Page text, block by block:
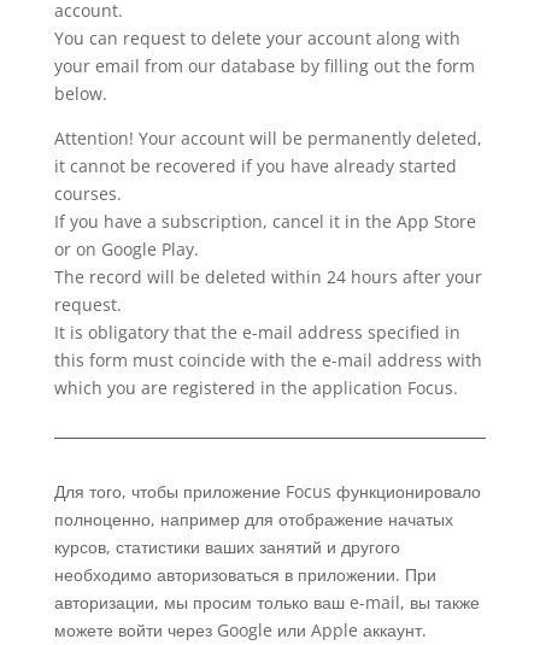
account.
You can request to delete your account along with
your email from our database by filling out the form
below.
Attention! Your account will be permanently deleted,
it cannot be recovered if you have already started
courses.
If you have a subscription, cancel it in the App Store
or on Google Play.
The record will be deleted within 24 hours after your
request.
It is obligatory that the e-mail address specified in
this form must coincide with the e-mail address with
which you are registered in the application Focus.
Для того, чтобы приложение Focus функционировало
полноценно, например для отображение начатых
курсов, статистики ваших занятий и другого
необходимо авторизоваться в приложении. При
авторизации, мы просим только ваш e-mail, вы также
можете войти через Google или Apple аккаунт.